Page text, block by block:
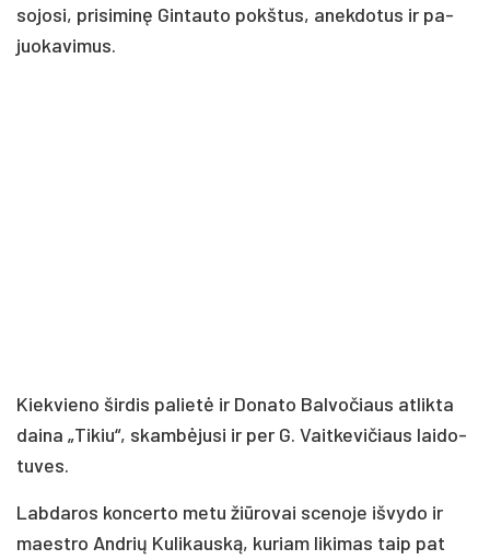
so­jo­si, pri­si­mi­nę Gin­tau­to po­kštus, anek­do­tus ir pa­
juo­ka­vi­mus.
Kiek­vie­no šir­dis pa­lie­tė ir Do­na­to Bal­vo­čiaus at­lik­ta
dai­na „Ti­kiu“, skam­bė­ju­si ir per G. Vait­ke­vi­čiaus lai­do­
tu­ves.
Lab­da­ros kon­cer­to me­tu žiū­ro­vai sce­no­je iš­vy­do ir
maest­ro And­rių Ku­li­kaus­ką, ku­riam li­ki­mas taip pat